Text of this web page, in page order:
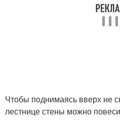
Чтобы поднимаясь вверх не
лестнице стены можно